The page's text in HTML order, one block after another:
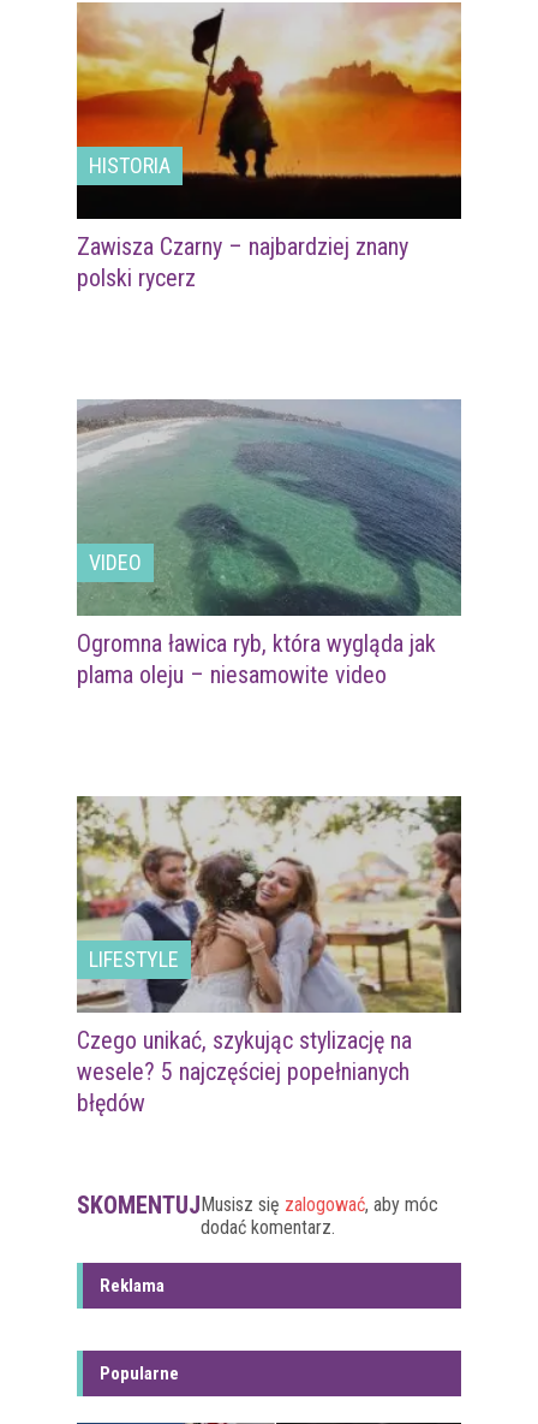
HISTORIA
Zawisza Czarny – najbardziej znany
polski rycerz
VIDEO
Ogromna ławica ryb, która wygląda jak
plama oleju – niesamowite video
LIFESTYLE
Czego unikać, szykując stylizację na
wesele? 5 najczęściej popełnianych
błędów
SKOMENTUJMusisz się zalogować, aby móc
dodać komentarz.
Reklama
Popularne